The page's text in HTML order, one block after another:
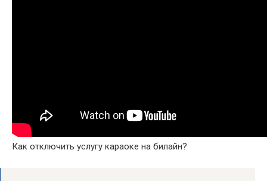
Как отключить услугу караоке на билайн?